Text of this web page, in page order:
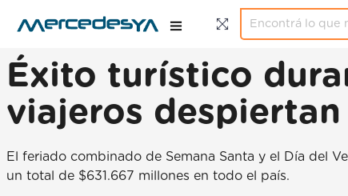
Éxito turístico
viajeros
El feriado combinado de Semana Santa y el Día del
un total de $631.667 millones en todo el país.